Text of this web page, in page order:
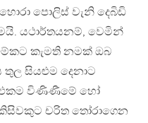
පොලිස් වැනි දෙබිඩි
යථාර්තයනම්, වෙමින්
කැමති නමක් ඔබ
සියළුම දෙනාට
එකම විණිණීමේ හෝ
කිසිවකුට චරිත තෝරාගෙන